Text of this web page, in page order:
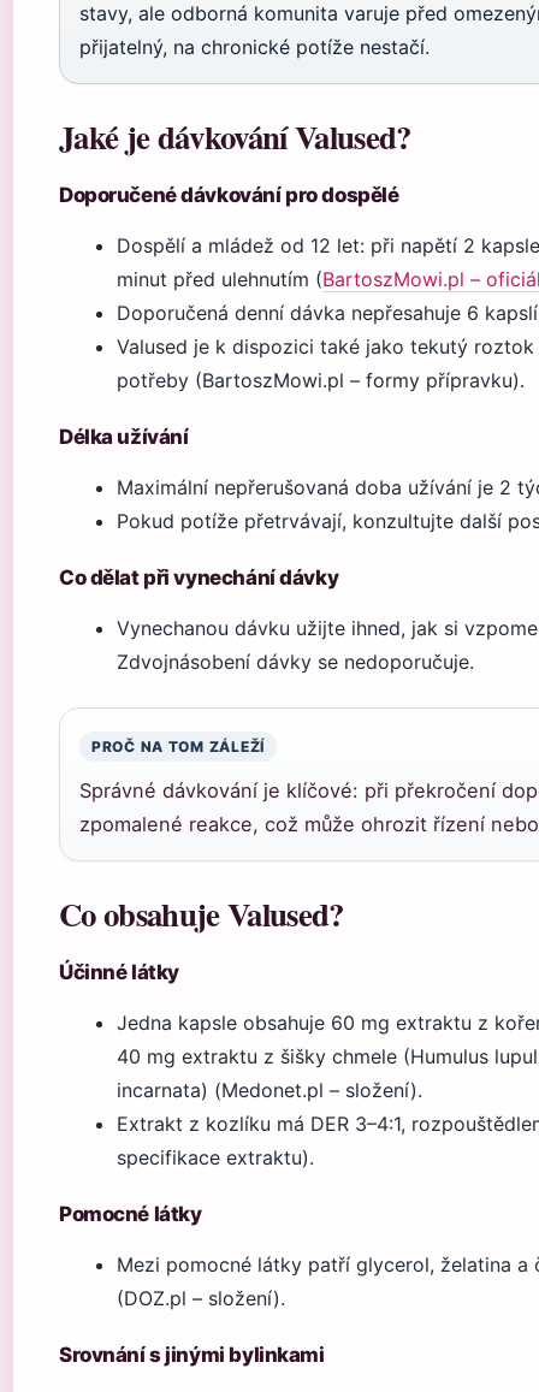
stavy, ale odborná komunita varuje před
přijatelný, na chronické potíže nestačí.
Jaké je dávkování Valused?
Doporučené dávkování pro dospělé
Dospělí a mládež od 12 let: při napětí 2
minut před ulehnutím (BartoszMowi.pl –
Doporučená denní dávka nepřesahuje 6
Valused je k dispozici také jako tekutý
potřeby (BartoszMowi.pl – formy přípravku).
Délka užívání
Maximální nepřerušovaná doba užívání je 2
Pokud potíže přetrvávají, konzultujte další
Co dělat při vynechání dávky
Vynechanou dávku užijte ihned, jak si
Zdvojnásobení dávky se nedoporučuje.
PROČ NA TOM ZÁLEŽÍ
Správné dávkování je klíčové: při překročení
zpomalené reakce, což může ohrozit řízení
Co obsahuje Valused?
Účinné látky
Jedna kapsle obsahuje 60 mg extraktu z
40 mg extraktu z šišky chmele (Humulus
incarnata) (Medonet.pl – složení).
Extrakt z kozlíku má DER 3–4:1,
specifikace extraktu).
Pomocné látky
Mezi pomocné látky patří glycerol, želatina
(DOZ.pl – složení).
Srovnání s jinými bylinkami